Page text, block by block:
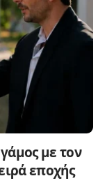
με τον
εποχής